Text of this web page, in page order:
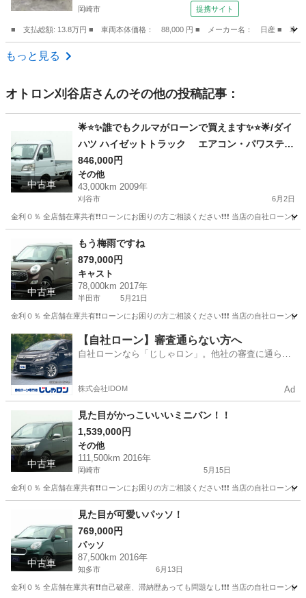
岡崎市 提携サイト
■ 支払総額: 13.8万円 ■ 車両本体価格： 88,000 円 ■ メーカー名： 日産 ■
愛知 岡崎市
もっと見る
オトロン刈谷店さんのその他の投稿記事：
中古車
🌟⭐️✨誰でもクルマがローンで買えます✨⭐️🌟/ダイ
ハツ ハイゼットトラック エアコン・パワステ
スペシャル
846,000円
その他
43,000km 2009年
刈谷市 6月2日
金利０％ 全店舗在庫共有❗️❗️ローンにお困りの方ご相談ください❗️❗️❗️ 当店の自社ロ
その他 トラック
中古車
もう梅雨ですね
879,000円
キャスト
78,000km 2017年
半田市 5月21日
金利０％ 全店舗在庫共有❗️❗️ローンにお困りの方ご相談ください❗️❗️❗️ 当店の自社ロ
愛知 半田市 キャスト ローン
【自社ローン】審査通らない方へ
自社ローンなら「じしゃロン」。他社の審査に通らな
株式会社IDOM Ad
中古車
見た目がかっこいいいミニバン！！
1,539,000円
その他
111,500km 2016年
岡崎市 5月15日
金利０％ 全店舗在庫共有❗️❗️ローンにお困りの方ご相談ください❗️❗️❗️ 当店の自社ロ
その他 エスクァイア
中古車
見た目が可愛いパッソ！
769,000円
パッソ
87,500km 2016年
知多市 6月13日
金利０％ 全店舗在庫共有❗️❗️自己破産、滞納歴あっても問題なし❗️❗️❗️ 当店の自社ロ